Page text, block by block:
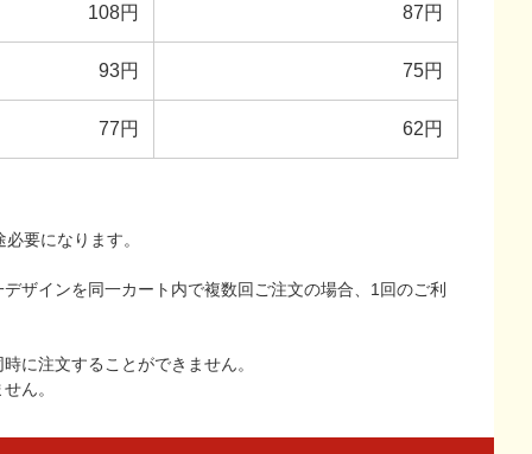
108円 87円
93円 75円
77円 62円
要になります。
ザインを同一カート内で複数回ご注文の場合、1回のご利
に注文することができません。
ん。